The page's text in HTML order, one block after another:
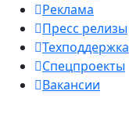
Реклама
Пресс релизы
Техподдержка
Спецпроекты
Вакансии